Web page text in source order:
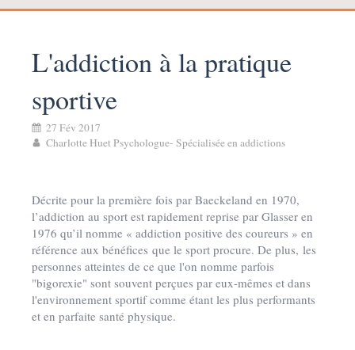
L'addiction à la pratique
sportive
27 Fév 2017
Charlotte Huet Psychologue- Spécialisée en addictions
Décrite pour la première fois par Baeckeland en 1970,
l’addiction au sport est rapidement reprise par Glasser en
1976 qu’il nomme « addiction positive des coureurs » en
référence aux bénéfices que le sport procure. De plus, les
personnes atteintes de ce que l'on nomme parfois
"bigorexie" sont souvent perçues par eux-mêmes et dans
l'environnement sportif comme étant les plus performants
et en parfaite santé physique.